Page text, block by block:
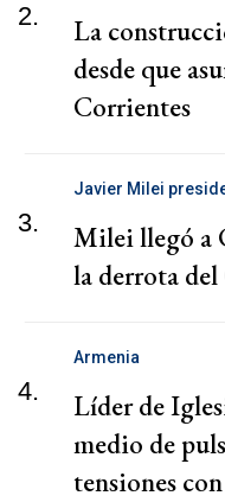
2.
La
desde que
Corrientes
3.
Javier Milei
Milei llegó a
la derrota
4.
Armenia
Líder de
medio de
tensiones